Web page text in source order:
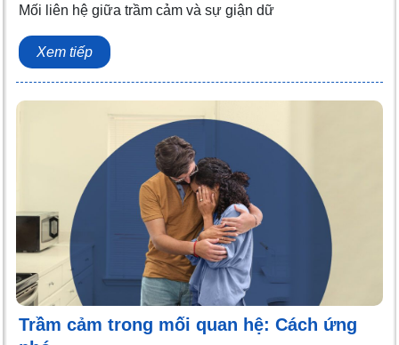
Mối liên hệ giữa trầm cảm và sự giận dữ
Xem tiếp
Trầm cảm trong mối quan hệ: Cách ứng